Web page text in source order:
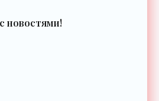
новостями!